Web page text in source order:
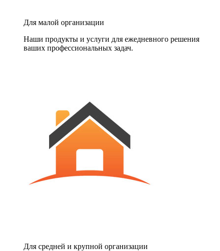
Для малой организации
Наши продукты и услуги для ежедневного решения
ваших профессиональных задач.
Для средней и крупной организации